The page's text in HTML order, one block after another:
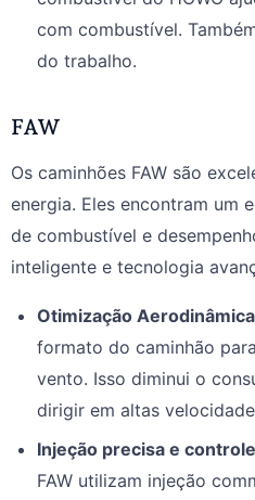
com combustível.
do trabalho.
FAW
Os caminhões FAW são
energia. Eles encontram um
de combustível e
inteligente e tecnologia
Otimização Aerodinâmica
formato do caminhão
vento. Isso diminui o
dirigir em altas
Injeção precisa e
FAW utilizam injeção